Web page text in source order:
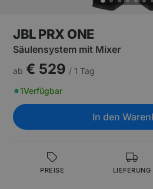
JBL PRX ONE
Säulensystem mit Mixer
ab € 529 / 1 Tag
1Verfügbar
In den
PREISE LIEFERUNG